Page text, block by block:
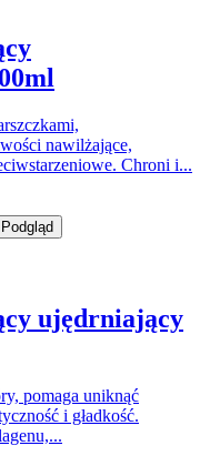
nawilżające,
Chroni i...
Podgląd
ujędrniający
pomaga uniknąć
i gładkość.